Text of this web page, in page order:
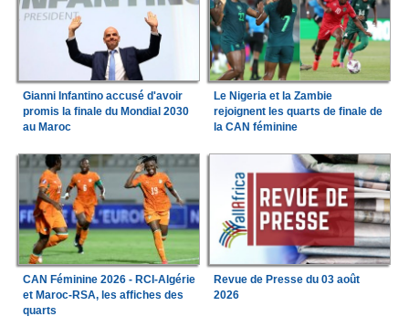
Gianni Infantino accusé d'avoir
promis la finale du Mondial 2030
au Maroc
Le Nigeria et la Zambie
rejoignent les quarts de finale de
la CAN féminine
CAN Féminine 2026 - RCI-Algérie
et Maroc-RSA, les affiches des
quarts
Revue de Presse du 03 août
2026